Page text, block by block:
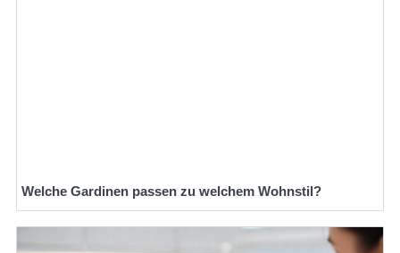
Welche Gardinen passen zu welchem Wohnstil?